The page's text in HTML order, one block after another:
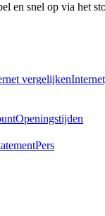
en snel op via het
vergelijken
Openingstijden
Pers